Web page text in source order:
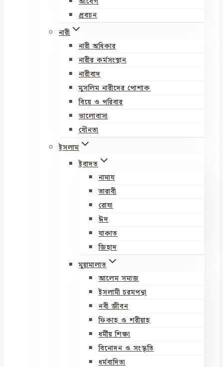
প্রবচন
নারী
নারী অধিকার
নারীর কর্মসংস্থান
নারীবাদ
মুসলিম নারীদের পোশাক
বিয়ে ও পরিবার
ভালোবাসা
যৌনতা
ইসলাম
ইবাদত
নামায
তারাবী
রোযা
ঈদ
যাকাত
জিহাদ
মুয়ামালাত
আলেম সমাজ
ইসলামী চরমপন্থা
নবী জীবন
ফিকাহ ও শরীয়াহ
ধর্মীয় শিক্ষা
বিনোদন ও সংস্কৃতি
ধর্মবাদিতা